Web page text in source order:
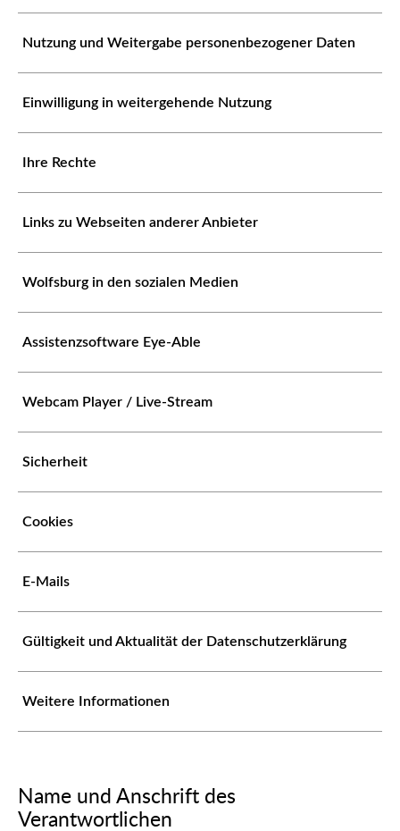
Nutzung und Weitergabe personenbezogener Daten
Einwilligung in weitergehende Nutzung
Ihre Rechte
Links zu Webseiten anderer Anbieter
Wolfsburg in den sozialen Medien
Assistenzsoftware Eye-Able
Webcam Player / Live-Stream
Sicherheit
Cookies
E-Mails
Gültigkeit und Aktualität der Datenschutzerklärung
Weitere Informationen
Name und Anschrift des
Verantwortlichen